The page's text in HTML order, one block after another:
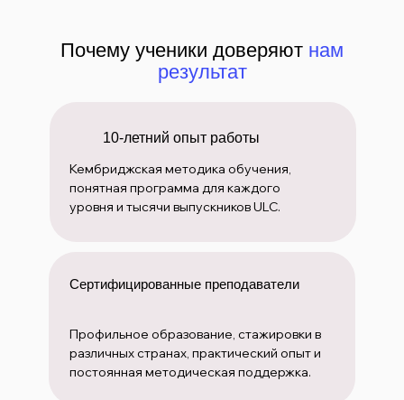
Почему ученики доверяют нам
результат
Кембриджская методика обучения,
понятная программа для каждого
уровня и тысячи выпускников ULC.
Профильное образование, стажировки в
различных странах, практический опыт и
постоянная методическая поддержка.
10-летний опыт работы
Сертифицированные преподаватели